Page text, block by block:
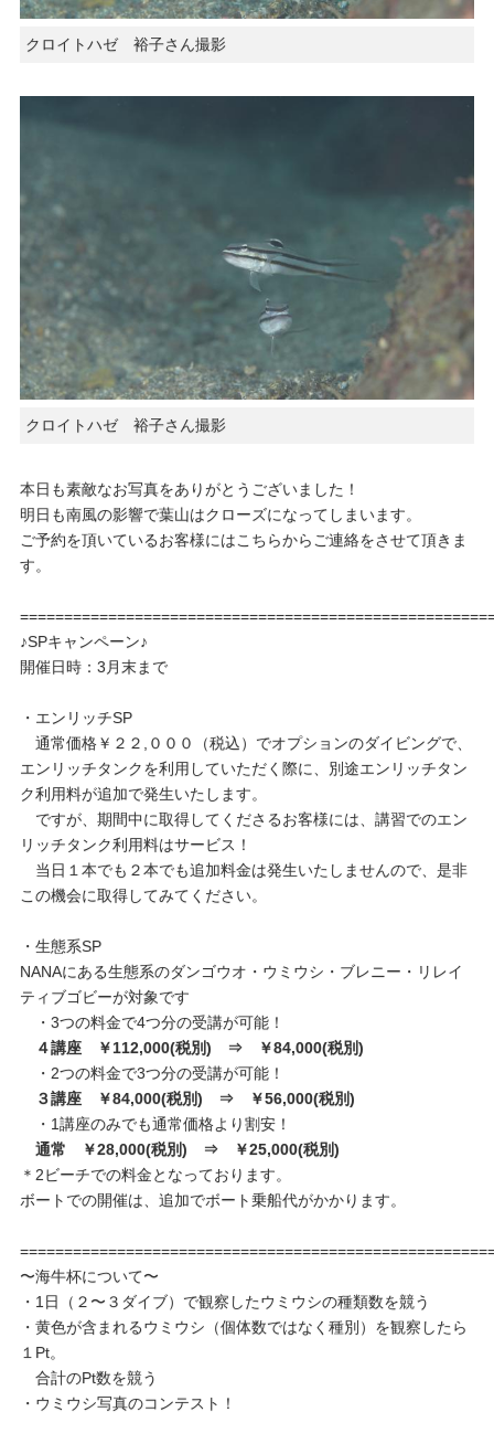
クロイトハゼ 裕子さん撮影
クロイトハゼ 裕子さん撮影
本日も素敵なお写真をありがとうございました！
明日も南風の影響で葉山はクローズになってしまいます。
ご予約を頂いているお客様にはこちらからご連絡をさせて頂きま
す。
♪SPキャンペーン♪
開催日時：3月末まで
・エンリッチSP
通常価格￥２２,０００（税込）でオプションのダイビングで、
エンリッチタンクを利用していただく際に、別途エンリッチタン
ク利用料が追加で発生いたします。
ですが、期間中に取得してくださるお客様には、講習でのエン
リッチタンク利用料はサービス！
当日１本でも２本でも追加料金は発生いたしませんので、是非
この機会に取得してみてください。
・生態系SP
NANAにある生態系のダンゴウオ・ウミウシ・ブレニー・リレイ
ティブゴビーが対象です
・3つの料金で4つ分の受講が可能！
４講座 ￥112,000(税別) ⇒ ￥84,000(税別)
・2つの料金で3つ分の受講が可能！
３講座 ￥84,000(税別) ⇒ ￥56,000(税別)
・1講座のみでも通常価格より割安！
通常 ￥28,000(税別) ⇒ ￥25,000(税別)
＊2ビーチでの料金となっております。
ボートでの開催は、追加でボート乗船代がかかります。
〜海牛杯について〜
・1日（２〜３ダイブ）で観察したウミウシの種類数を競う
・黄色が含まれるウミウシ（個体数ではなく種別）を観察したら
１Pt。
合計のPt数を競う
・ウミウシ写真のコンテスト！